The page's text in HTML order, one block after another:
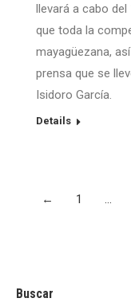
llevará a cabo del
que toda la
mayagüezana,
prensa que se
Isidoro García.
Details
← 1 …
Buscar